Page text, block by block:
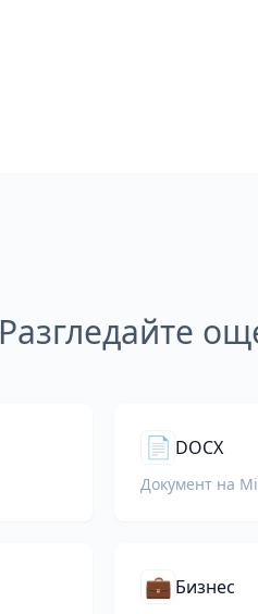
Разгледайте
📄 DOCX
Документ на
💼 Бизнес